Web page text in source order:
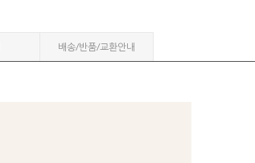
배송/반품/교환안내